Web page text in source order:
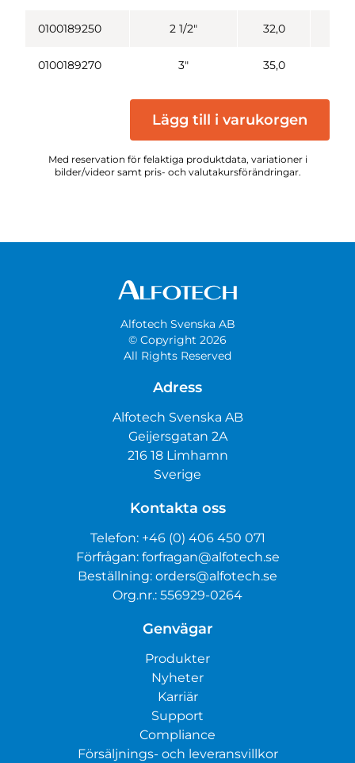
0100189250 2 1/2" 32,0
0100189270 3" 35,0
Lägg till i varukorgen
Med reservation för felaktiga produktdata, variationer i
bilder/videor samt pris- och valutakursförändringar.
Alfotech Svenska AB
© Copyright 2026
All Rights Reserved
Adress
Alfotech Svenska AB
Geijersgatan 2A
216 18 Limhamn
Sverige
Kontakta oss
Telefon: +46 (0) 406 450 071
Förfrågan: forfragan@alfotech.se
Beställning: orders@alfotech.se
Org.nr.: 556929-0264
Genvägar
Produkter
Nyheter
Karriär
Support
Compliance
Försäljnings- och leveransvillkor